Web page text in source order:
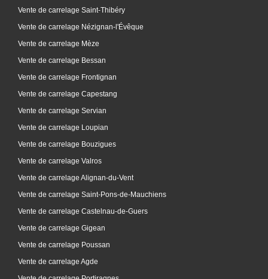
Vente de carrelage Saint-Thibéry
Vente de carrelage Nézignan-l'Évêque
Vente de carrelage Mèze
Vente de carrelage Bessan
Vente de carrelage Frontignan
Vente de carrelage Capestang
Vente de carrelage Servian
Vente de carrelage Loupian
Vente de carrelage Bouzigues
Vente de carrelage Valros
Vente de carrelage Alignan-du-Vent
Vente de carrelage Saint-Pons-de-Mauchiens
Vente de carrelage Castelnau-de-Guers
Vente de carrelage Gigean
Vente de carrelage Poussan
Vente de carrelage Agde